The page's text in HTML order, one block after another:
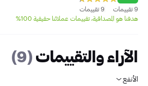
9 تقييمات
9 تقييمات
هدفنا هو المصداقية، تقييمات عملائنا حقيقية 100%
الآراء والتقييمات (9)
الأنفع